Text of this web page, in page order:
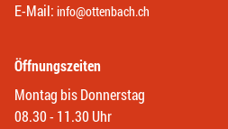
E-Mail: info@ottenbach.ch
Öffnungszeiten
Montag bis Donnerstag
08.30 - 11.30 Uhr